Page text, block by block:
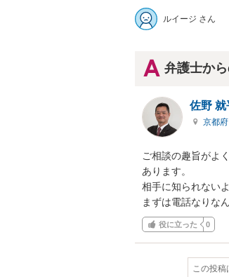
ルイージ さん
弁護士か
佐野 就
京都府
ご相談の趣旨がよ
あります。
相手に知られない
まずは電話なりな
役に立った 0
この投